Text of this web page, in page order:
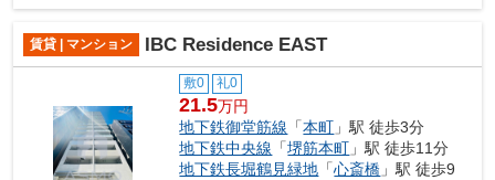
賃貸 | マンション IBC Residence EAST
敷0 礼0
21.5万円
地下鉄御堂筋線 「本町 」駅 徒歩3分
地下鉄中央線 「堺筋本町 」駅 徒歩11分
地下鉄長堀鶴見緑地 「心斎橋 」駅 徒歩9